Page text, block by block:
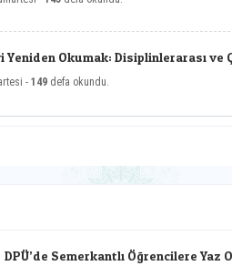
Sempozyuma katkı sunan tüm akademisyen ve
başta bilgiyi teknolojiyle buluşturan, araştırma ve
geçen düzenleme kuruluna teşekkürlerini iletti.
Yeniden Okumak: Disiplinlerarası ve
- 149 defa okundu.
DPÜ’de Semerkantlı Öğrencilere Yaz